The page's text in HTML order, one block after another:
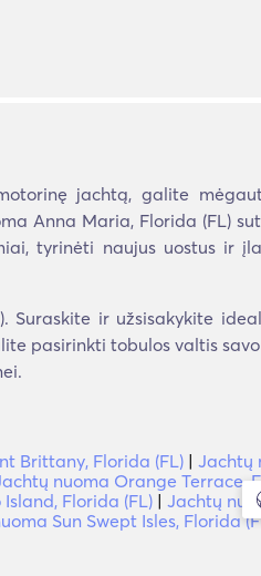
jachtą, galite
Anna Maria, Florida (FL)
tyrinėti naujus uostus ir
Suraskite ir užsisakykite
pasirinkti tobulos valtis
Brittany, Florida (FL) | Jachtų
nuoma Orange Terrace,
Florida (FL) | Jachtų
Sun Swept Isles, Florida